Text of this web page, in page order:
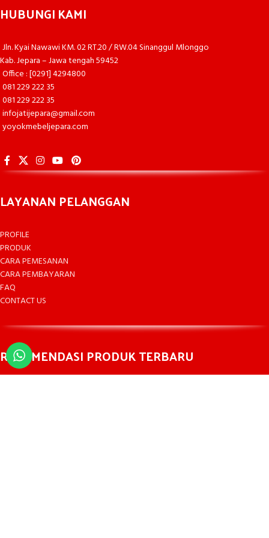
HUBUNGI KAMI
Jln. Kyai Nawawi KM. 02 RT.20 / RW.04 Sinanggul Mlonggo
Kab. Jepara – Jawa tengah 59452
Office : [0291] 4294800
081 229 222 35
081 229 222 35
infojatijepara@gmail.com
yoyokmebeljepara.com
LAYANAN PELANGGAN
PROFILE
PRODUK
CARA PEMESANAN
CARA PEMBAYARAN
FAQ
CONTACT US
REKOMENDASI PRODUK TERBARU